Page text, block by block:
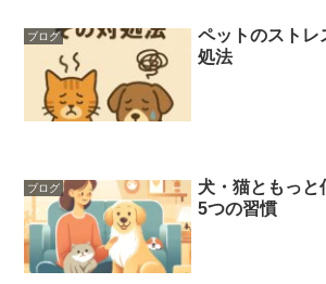
ブログ
ペットのストレ
処法
ブログ
犬・猫ともっと
5つの習慣